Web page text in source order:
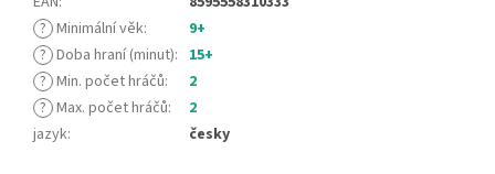
? Minimální věk:
9+
? Doba hraní (minut): 15+
? Min. počet hráčů:
2
? Max. počet hráčů:
2
jazyk: česky